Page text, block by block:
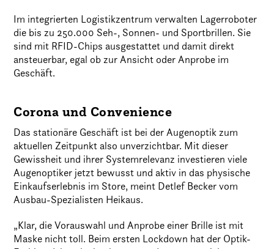
Im integrierten Logistikzentrum verwalten Lagerroboter
die bis zu 250.000 Seh-, Sonnen- und Sportbrillen. Sie
sind mit RFID-Chips ausgestattet und damit direkt
ansteuerbar, egal ob zur Ansicht oder Anprobe im
Geschäft.
Corona und Convenience
Das stationäre Geschäft ist bei der Augenoptik zum
aktuellen Zeitpunkt also unverzichtbar. Mit dieser
Gewissheit und ihrer Systemrelevanz investieren viele
Augenoptiker jetzt bewusst und aktiv in das physische
Einkaufserlebnis im Store, meint Detlef Becker vom
Ausbau-Spezialisten Heikaus.
„Klar, die Vorauswahl und Anprobe einer Brille ist mit
Maske nicht toll. Beim ersten Lockdown hat der Optik-